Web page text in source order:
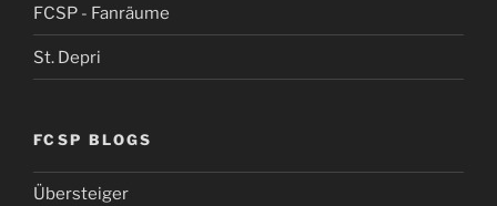
FCSP - Fanräume
St. Depri
FCSP BLOGS
Übersteiger